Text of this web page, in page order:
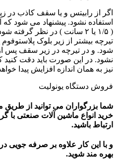
اگر از رابیتس و یا سقف کاذب در
( ۱/۵ یا ۲ سانت ) در نظر
تیرچه بیشتر از زیر بلوک
شود. و در تیرچه در زیر سقف پس
نشود. در این صورت باید دقت
نیز به همان اندازه افزایش پیدا
فروش دستگاه یونولیت
شما بزرگواران می توانید از
خرید انواع ماشین آلات صنعتی با
ارتباط باشید.
و با این کار علاوه بر صرفه جویی
بهره مند شوید.